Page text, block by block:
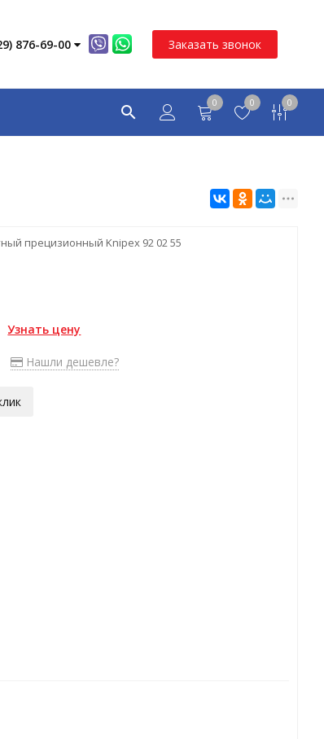
876-69-00 Заказать звонок
0 0 0
прецизионный Knipex 92 02 55
Узнать цену
Нашли дешевле?